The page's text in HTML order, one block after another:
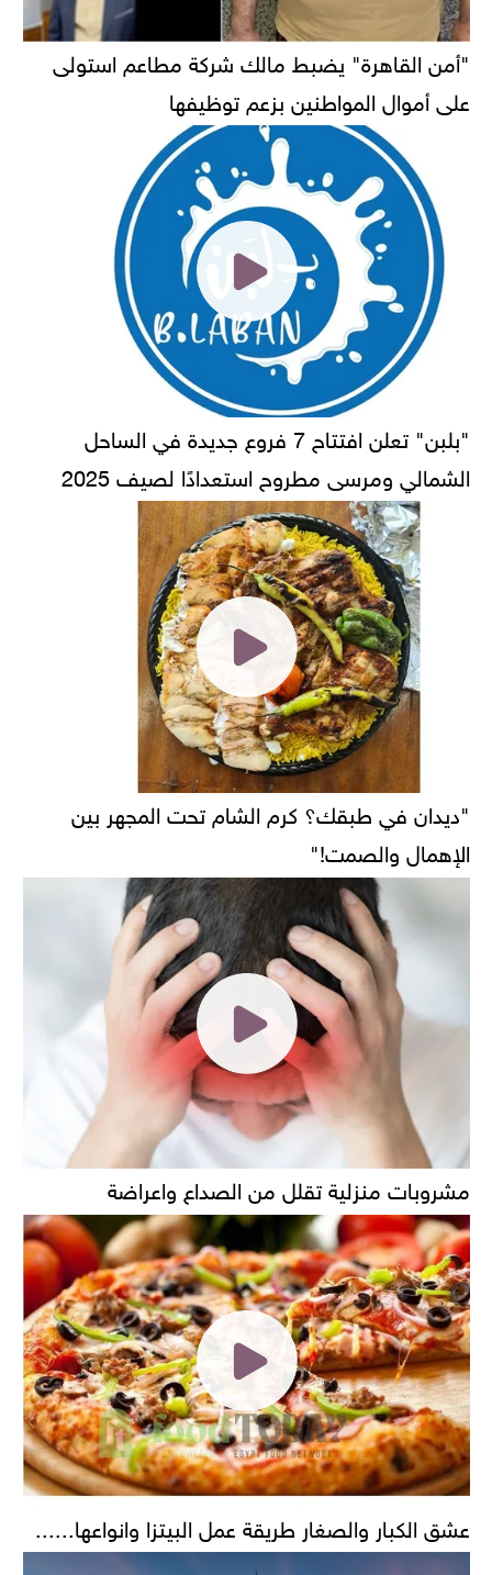
"أمن القاهرة" يضبط مالك شركة مطاعم استولى
على أموال المواطنين بزعم توظيفها
"بلبن" تعلن افتتاح 7 فروع جديدة في الساحل
الشمالي ومرسى مطروح استعدادًا لصيف 2025
"ديدان في طبقك؟ كرم الشام تحت المجهر بين
الإهمال والصمت!"
مشروبات منزلية تقلل من الصداع واعراضة
عشق الكبار والصغار طريقة عمل البيتزا وانواعها......